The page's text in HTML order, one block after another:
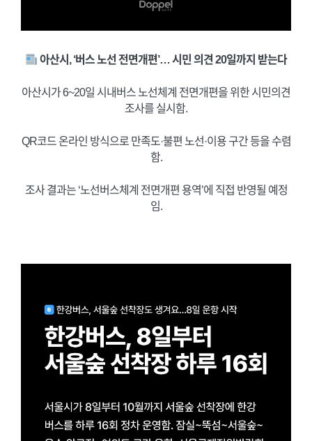
아산시, ‘버스 노선 전면개편’… 시민 의견 20일까지 받는다
아산시가 6~20일 시내버스 노선체계 전면개편을 위한 시민의견
조사를 실시함.
QR코드 온라인 방식으로 만족도·불편 노선·이용 구간 등을 수렴
함.
조사 결과는 ‘노선버스체계 전면개편 용역’에 직접 반영될 예정
임.